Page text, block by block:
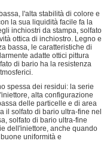
Invia
l'alta stabilità di colore e
la sua liquidità facile fa la
inchiostri da stampa, solfato
ottica di inchiostro. Legno e
bassa, le caratteristiche di
adatte ottici pittura
di bario ha la resistenza
spessa dei residui: la serie
alta configurazione
delle particelle e di area
il solfato di bario ultra-fine nel
solfato di bario ultra-fine
dell'iniettore, anche quando
uniformità e